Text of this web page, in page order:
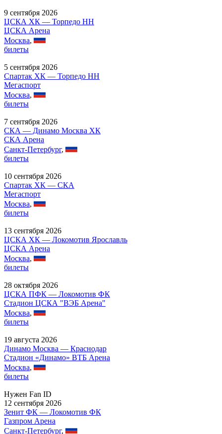
9 сентября 2026
ЦСКА ХК — Торпедо НН
ЦСКА Арена
Москва,
билеты
5 сентября 2026
Спартак ХК — Торпедо НН
Мегаспорт
Москва,
билеты
7 сентября 2026
СКА — Динамо Москва ХК
СКА Арена
Санкт-Петербург,
билеты
10 сентября 2026
Спартак ХК — СКА
Мегаспорт
Москва,
билеты
13 сентября 2026
ЦСКА ХК — Локомотив Ярославль
ЦСКА Арена
Москва,
билеты
28 октября 2026
ЦСКА ПФК — Локомотив ФК
Стадион ЦСКА "ВЭБ Арена"
Москва,
билеты
19 августа 2026
Динамо Москва — Краснодар
Стадион «Динамо» ВТБ Арена
Москва,
билеты
Нужен Fan ID
12 сентября 2026
Зенит ФК — Локомотив ФК
Газпром Арена
Санкт-Петербург,